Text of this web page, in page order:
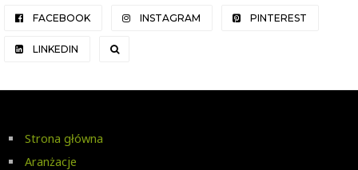
FACEBOOK INSTAGRAM PINTEREST
LINKEDIN
Strona główna
Aranżacje